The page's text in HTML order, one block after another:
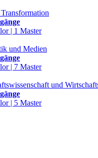
| 1 Master
und Medien
| 7 Master
und
| 5 Master